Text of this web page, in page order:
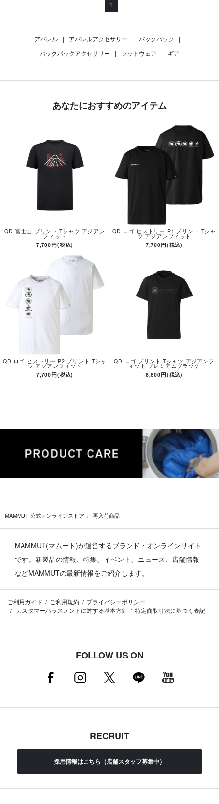
1
アパレル | アパレルアクセサリー | バックパック
|
バックパックアクセサリー
| フットウェア | ギア
あなたにおすすめのアイテム
QD 富士山 プリント Tシャツ アジアン
フィット
7,700円(税込)
QD ロゴ ヒストリー P1 プリント Tシャ
ツ アジアンフィット
7,700円(税込)
QD ロゴ ヒストリー P2 プリント Tシャ
ツ アジアンフィット
7,700円(税込)
QD ロゴ プリント Tシャツ アジアンフ
ィット プレミアムブラック
8,800円(税込)
MAMMUT 公式オンラインストア 再入荷商品
MAMMUT(マムート)が運営するブランド・オンラインサイト
です。 新製品の情報、特集、イベント、ニュース、店舗情報
などMAMMUTの最新情報をご紹介します。
ご利用ガイド ご利用規約
プライバシーポリシー
カスタマーハラスメントに対する基本方針
特定商取引法に基づく表記
FOLLOW US ON
RECRUIT
採用情報はこちら（店舗スタッフ募集中）